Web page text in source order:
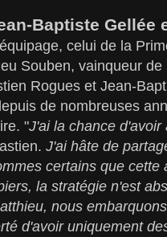
Baptiste Gellée
celui de la
Souben, vainqueur
Rogues et Jean-
de nombreuses
"J'ai la chance
J'ai hâte de
certains que
la stratégie n'est
nous
d'avoir uniquement